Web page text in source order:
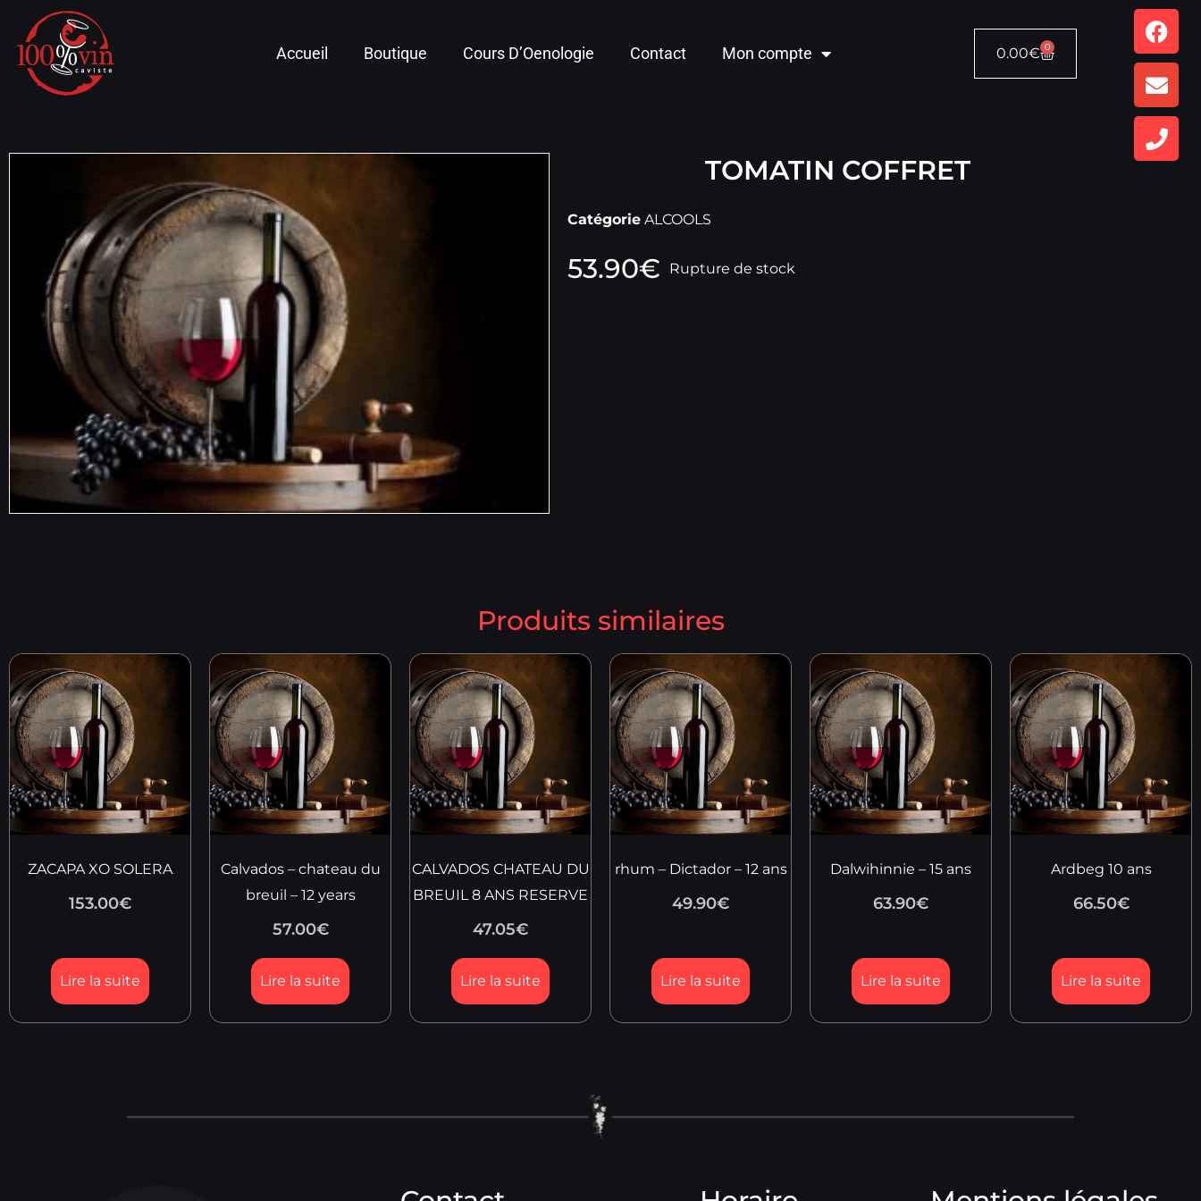
Accueil Boutique Cours D’Oenologie Contact Mon compte 0.00€ 0
TOMATIN COFFRET
Catégorie ALCOOLS
53.90€ Rupture de stock
Produits similaires
ZACAPA XO SOLERA
153.00€
Lire la suite
Calvados – chateau du
breuil – 12 years
57.00€
Lire la suite
CALVADOS CHATEAU DU
BREUIL 8 ANS RESERVE
47.05€
Lire la suite
rhum – Dictador – 12 ans
49.90€
Lire la suite
Dalwihinnie – 15 ans
63.90€
Lire la suite
Ardbeg 10 ans
66.50€
Lire la suite